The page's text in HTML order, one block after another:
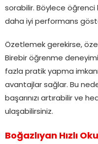
sorabilir. Böylece öğrenci
daha iyi performans
Özetlemek gerekirse,
Birebir öğrenme
fazla pratik yapma
avantajlar sağlar. Bu
başarınızı artırabilir ve
ulaşabilirsiniz.
Boğazlıyan Hızlı